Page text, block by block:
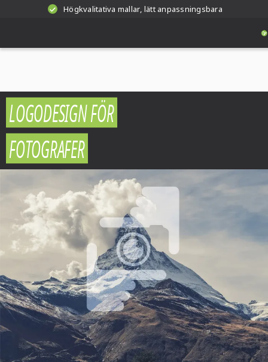
Högkvalitativa mallar, lätt anpassningsbara
LOGODESIGN FÖR
FOTOGRAFER